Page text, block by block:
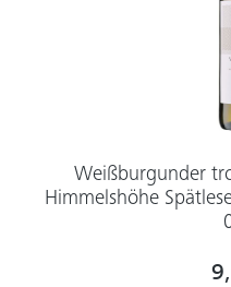
Weißburgunder
Himmelshöhe